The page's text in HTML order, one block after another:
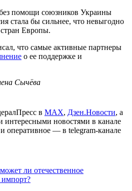
помощи союзников Украины
стала бы сильнее, что невыгодно
Европы.
что самые активные партнеры
о ее поддержке и
Сычёва
в МАХ, Дзен.Новости, а
интересными новостями в канале
оперативное — в telegram-канале
ли отечественное
импорт?